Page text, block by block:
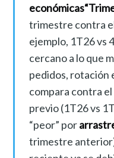
económicas
trimestre contra
ejemplo, 1T26 vs
cercano a lo que
pedidos, rotación
compara contra
previo (1T26 vs
“peor” por
trimestre